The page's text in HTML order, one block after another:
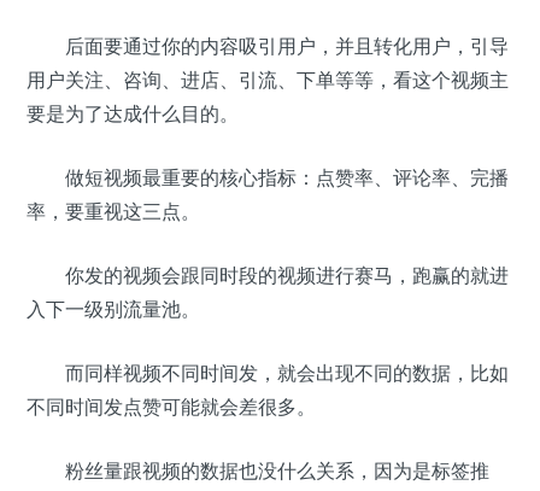
后面要通过你的内容吸引用户，并且转化用户，引导
用户关注、咨询、进店、引流、下单等等，看这个视频主
要是为了达成什么目的。
做短视频最重要的核心指标：点赞率、评论率、完播
率，要重视这三点。
你发的视频会跟同时段的视频进行赛马，跑赢的就进
入下一级别流量池。
而同样视频不同时间发，就会出现不同的数据，比如
不同时间发点赞可能就会差很多。
粉丝量跟视频的数据也没什么关系，因为是标签推